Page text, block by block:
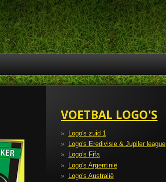
VOETBAL LOGO'S
Logo's zuid 1
Logo's Eredivisie & Jupiler league
Logo's Fifa
Logo's Argentinië
Logo's Australië